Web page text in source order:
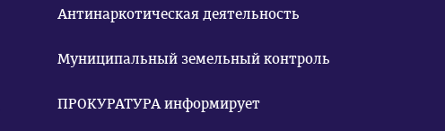
Антинаркотическая деятельность
Муниципальный земельный контроль
ПРОКУРАТУРА информирует